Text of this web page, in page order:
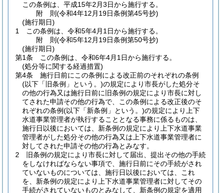
この条例は、平成15年2月3日から施行する。
附 則(令和4年12月19日条例第45号抄)
(施行期日)
1
この条例は、令和5年4月1日から施行する。
附 則(令和5年12月19日条例第50号抄)
(施行期日)
第1条
この条例は、令和6年4月1日から施行する。
(処分等に関する経過措置)
第4条
施行日前にこの条例による改正前のそれぞれの条例
(以下「旧条例」という。)の規定により市長がした処分そ
の他の行為又は施行日前に旧条例の規定により市長に対し
てされた申請その他の行為で、この条例による改正後のそ
れぞれの条例(以下「新条例」という。)の規定により上下
水道事業管理者が執行することとなる事務に係るものは、
施行日以後においては、新条例の規定により上下水道事業
管理者がした処分その他の行為又は上下水道事業管理者に
対してされた申請その他の行為とみなす。
2
旧条例の規定により市長に対して届出、提出その他の手続
をしなければならない事項で、施行日前にその手続がされ
ていないものについては、施行日以後においては、これ
を、新条例の規定により上下水道事業管理者に対してその
手続がされていないものとみなして、新条例の規定を適用